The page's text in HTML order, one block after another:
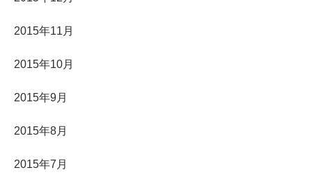
2015年11月
2015年10月
2015年9月
2015年8月
2015年7月